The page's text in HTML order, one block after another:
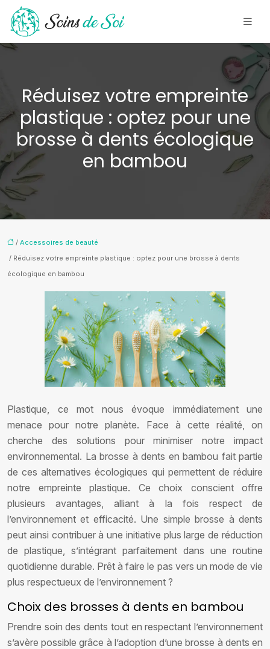
Réduisez votre empreinte
plastique : optez pour une
brosse à dents écologique
en bambou
/ Accessoires de beauté
/ Réduisez votre empreinte plastique : optez pour une brosse à dents
écologique en bambou
Plastique, ce mot nous évoque immédiatement une
menace pour notre planète. Face à cette réalité, on
cherche des solutions pour minimiser notre impact
environnemental. La brosse à dents en bambou fait partie
de ces alternatives écologiques qui permettent de réduire
notre empreinte plastique. Ce choix conscient offre
plusieurs avantages, alliant à la fois respect de
l’environnement et efficacité. Une simple brosse à dents
peut ainsi contribuer à une initiative plus large de réduction
de plastique, s’intégrant parfaitement dans une routine
quotidienne durable. Prêt à faire le pas vers un mode de vie
plus respectueux de l’environnement ?
Choix des brosses à dents en bambou
Prendre soin des dents tout en respectant l’environnement
s’avère possible grâce à l’adoption d’une brosse à dents en